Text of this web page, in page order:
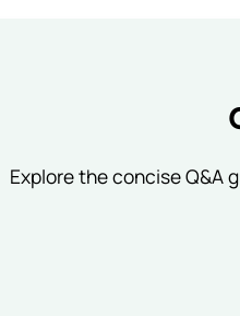
Explore the concise Q&A